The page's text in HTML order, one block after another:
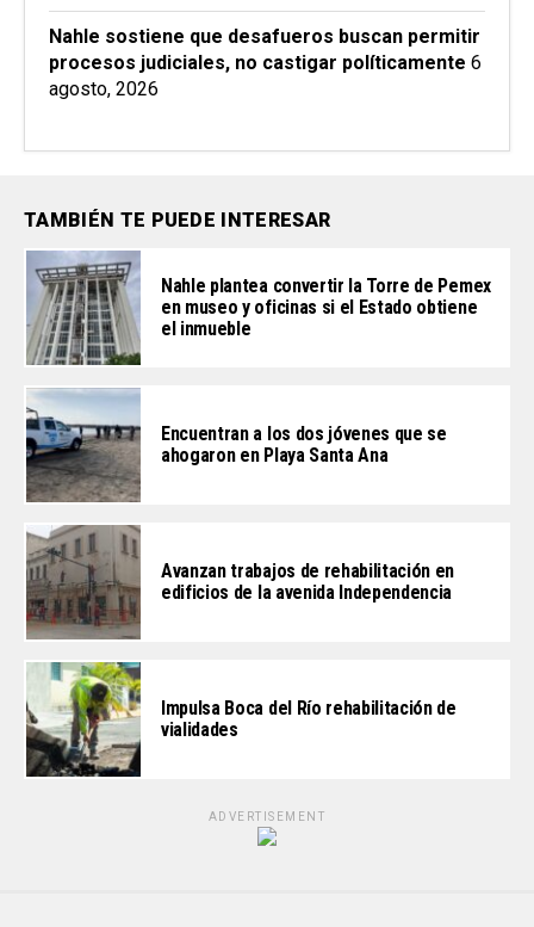
Nahle sostiene que desafueros buscan permitir
procesos judiciales, no castigar políticamente 6
agosto, 2026
TAMBIÉN TE PUEDE INTERESAR
Nahle plantea convertir la Torre de Pemex
en museo y oficinas si el Estado obtiene
el inmueble
Encuentran a los dos jóvenes que se
ahogaron en Playa Santa Ana
Avanzan trabajos de rehabilitación en
edificios de la avenida Independencia
Impulsa Boca del Río rehabilitación de
vialidades
ADVERTISEMENT